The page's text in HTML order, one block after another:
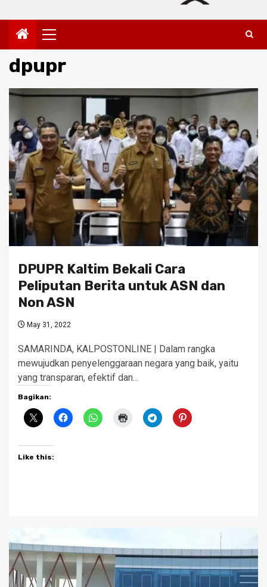
Primary
Menu
dpupr
DPUPR Kaltim Bekali Cara
Peliputan Berita untuk ASN dan
Non ASN
May 31, 2022
SAMARINDA, KALPOSTONLINE | Dalam rangka
mewujudkan penyelenggaraan negara yang baik, yaitu
yang transparan, efektif dan…
Bagikan:
Like this: